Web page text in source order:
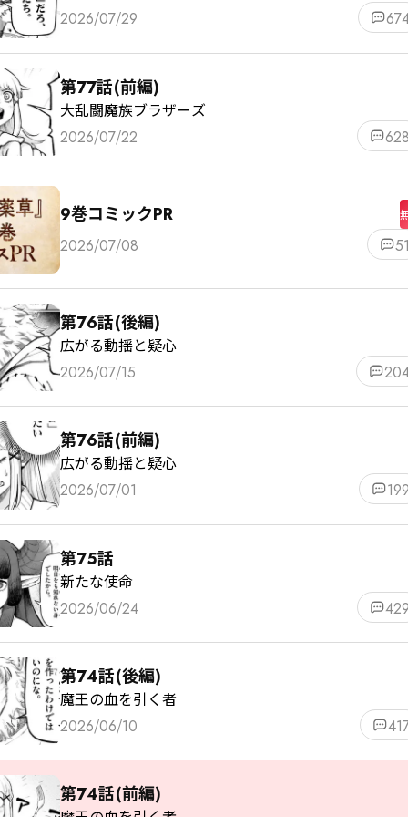
2026/07/29
第77話(前編)
大乱闘魔族ブラザーズ
2026/07/22
9巻コミックPR
2026/07/08
第76話(後編)
広がる動揺と疑心
2026/07/15
第76話(前編)
広がる動揺と疑心
2026/07/01
第75話
新たな使命
2026/06/24
第74話(後編)
魔王の血を引く者
2026/06/10
第74話(前編)